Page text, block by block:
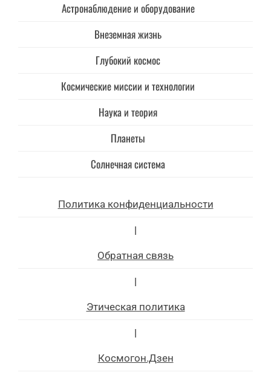
Астронаблюдение и оборудование
Внеземная жизнь
Глубокий космос
Космические миссии и технологии
Наука и теория
Планеты
Солнечная система
Политика конфиденциальности
|
Обратная связь
|
Этическая политика
|
Космогон.Дзен